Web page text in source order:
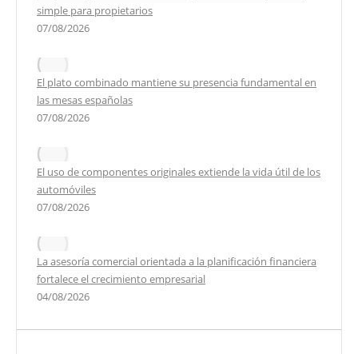
simple para propietarios
07/08/2026
El plato combinado mantiene su presencia fundamental en
las mesas españolas
07/08/2026
El uso de componentes originales extiende la vida útil de los
automóviles
07/08/2026
La asesoría comercial orientada a la planificación financiera
fortalece el crecimiento empresarial
04/08/2026